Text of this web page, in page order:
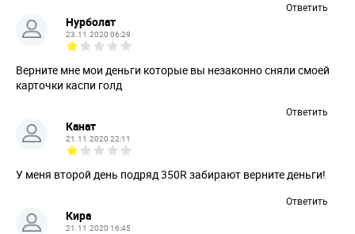
Ответить
Нурболат
23.11.2020 06:29
Верните мне мои деньги которые вы незаконно сняли смоей
карточки каспи голд
Ответить
Канат
21.11.2020 22:11
У меня второй день подряд 350R забирают верните деньги!
Ответить
Кира
21.11.2020 16:45